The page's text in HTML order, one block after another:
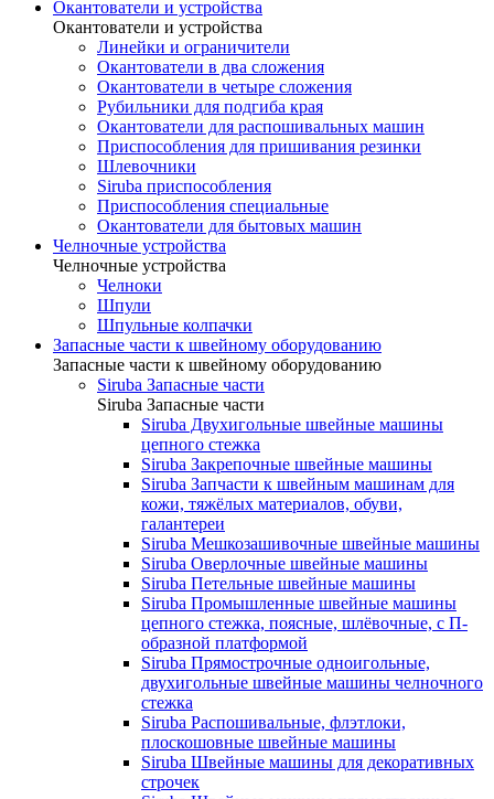
Окантователи и устройства
Окантователи и устройства
Линейки и ограничители
Окантователи в два сложения
Окантователи в четыре сложения
Рубильники для подгиба края
Окантователи для распошивальных машин
Приспособления для пришивания резинки
Шлевочники
Siruba приспособления
Приспособления специальные
Окантователи для бытовых машин
Челночные устройства
Челночные устройства
Челноки
Шпули
Шпульные колпачки
Запасные части к швейному оборудованию
Запасные части к швейному оборудованию
Siruba Запасные части
Siruba Запасные части
Siruba Двухигольные швейные машины
цепного стежка
Siruba Закрепочные швейные машины
Siruba Запчасти к швейным машинам для
кожи, тяжёлых материалов, обуви,
галантереи
Siruba Мешкозашивочные швейные машины
Siruba Оверлочные швейные машины
Siruba Петельные швейные машины
Siruba Промышленные швейные машины
цепного стежка, поясные, шлёвочные, с П-
образной платформой
Siruba Прямострочные одноигольные,
двухигольные швейные машины челночного
стежка
Siruba Распошивальные, флэтлоки,
плоскошовные швейные машины
Siruba Швейные машины для декоративных
строчек